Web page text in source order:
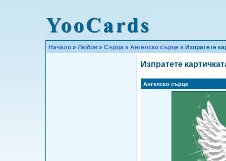
Начало » Любов » Сърца » Ангелско сърце » Изпратете
Изпратете
Ангелско сърце